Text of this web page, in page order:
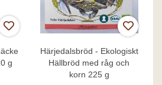
g
Härjedalsbröd - Ekologiskt
Hällbröd med råg och
korn 225 g